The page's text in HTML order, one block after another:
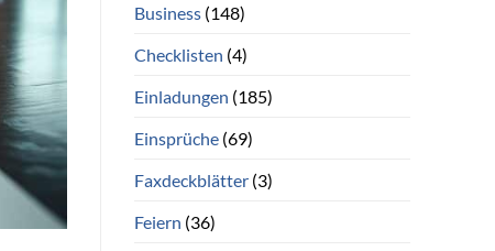
Business(148)
Checklisten (4)
Einladungen (185)
Einsprüche(69)
Faxdeckblätter(3)
Feiern (36)